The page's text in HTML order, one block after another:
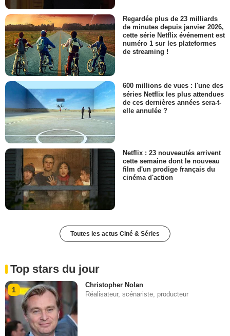
Regardée plus de 23 milliards
de minutes depuis janvier 2026,
cette série Netflix événement est
numéro 1 sur les plateformes
de streaming !
600 millions de vues : l'une des
séries Netflix les plus attendues
de ces dernières années sera-t-
elle annulée ?
Netflix : 23 nouveautés arrivent
cette semaine dont le nouveau
film d'un prodige français du
cinéma d'action
Toutes les actus Ciné & Séries
Top stars du jour
1
Christopher Nolan
Réalisateur, scénariste, producteur